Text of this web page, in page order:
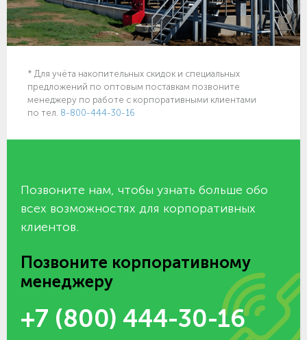
* Для учёта накопительных скидок и специальных
предложений по оптовым поставкам позвоните
менеджеру по работе с корпоративными клиентами
по тел. 8-800-444-30-16
Позвоните нам, чтобы узнать больше обо
всех возможностях для корпоративных
клиентов.
Позвоните корпоративному
менеджеру
+7 (800) 444-30-16